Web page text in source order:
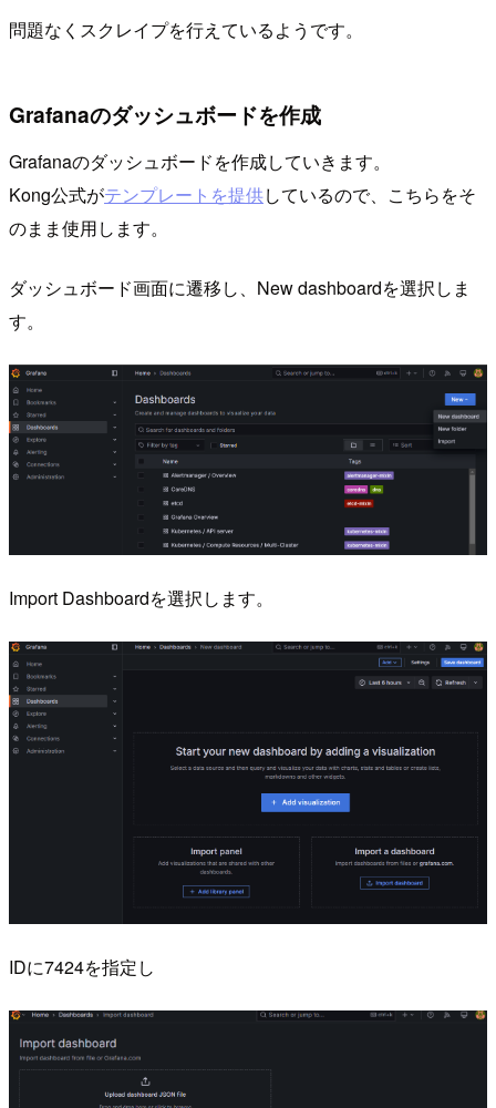
問題なくスクレイプを行えているようです。
Grafanaのダッシュボードを作成
Grafanaのダッシュボードを作成していきます。
Kong公式がテンプレートを提供しているので、こちらをそ
のまま使用します。
ダッシュボード画面に遷移し、New dashboardを選択しま
す。
Import Dashboardを選択します。
IDに7424を指定し